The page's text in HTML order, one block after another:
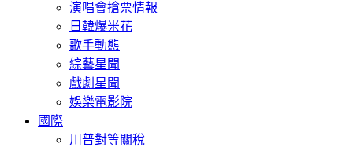
演唱會搶票情報
日韓爆米花
歌手動態
綜藝星聞
戲劇星聞
娛樂電影院
國際
川普對等關稅